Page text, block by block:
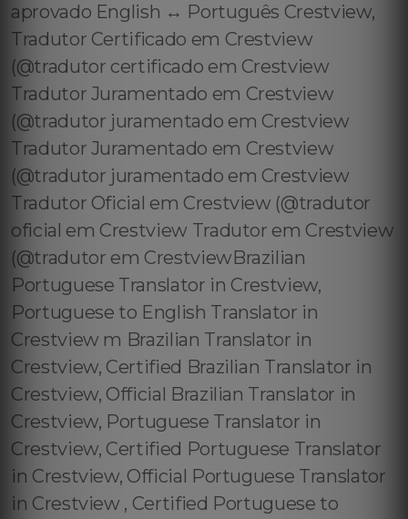
aprovado English ↔️ Português Crestview,
Tradutor Certificado em Crestview
(@tradutor certificado em Crestview
Tradutor Juramentado em Crestview
(@tradutor juramentado em Crestview
Tradutor Juramentado em Crestview
(@tradutor juramentado em Crestview
Tradutor Oficial em Crestview (@tradutor
oficial em Crestview Tradutor em Crestview
(@tradutor em CrestviewBrazilian
Portuguese Translator in Crestview,
Portuguese to English Translator in
Crestview m Brazilian Translator in
Crestview, Certified Brazilian Translator in
Crestview, Official Brazilian Translator in
Crestview, Portuguese Translator in
Crestview, Certified Portuguese Translator
in Crestview, Official Portuguese Translator
in Crestview , Certified Portuguese to